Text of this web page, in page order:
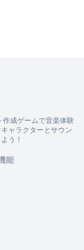
成ゲームで音楽体験
ャラクターとサウン
う！
能